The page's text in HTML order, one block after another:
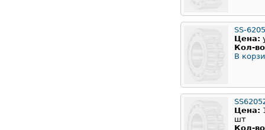
SS-
Цена:
Кол-
В
Цена:
шт
Кол-